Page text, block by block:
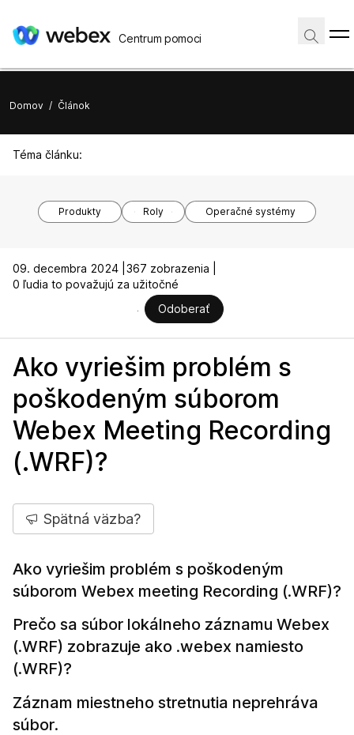
Centrum pomoci
Domov / Článok
Téma článku:
Produkty Roly Operačné systémy
09. decembra 2024 | 367 zobrazenia |
0 ľudia to považujú za užitočné
Odoberať
Ako vyriešim problém s
poškodeným súborom
Webex Meeting Recording
(.WRF)?
Spätná väzba?
Ako vyriešim problém s poškodeným
súborom Webex meeting Recording (.WRF)?
Prečo sa súbor lokálneho záznamu Webex
(.WRF) zobrazuje ako .webex namiesto
(.WRF)?
Záznam miestneho stretnutia neprehráva
súbor.